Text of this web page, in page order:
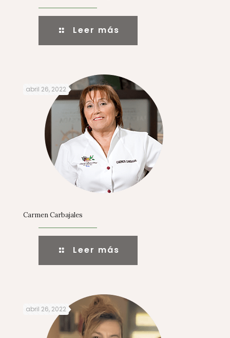
Leer más
abril 26, 2022
Carmen Carbajales
Leer más
abril 26, 2022